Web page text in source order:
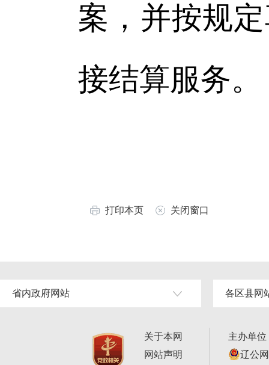
案，并按规
接结算服务。
打印本页 关闭窗口
省内政府网站 各区县网
关于本网
网站声明
主办单
辽公